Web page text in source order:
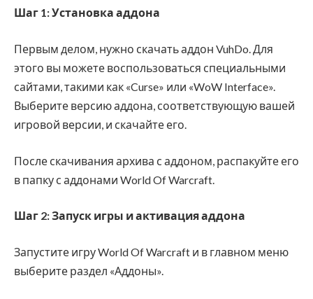
Шаг 1: Установка аддона
Первым делом, нужно скачать аддон VuhDo. Для
этого вы можете воспользоваться специальными
сайтами, такими как «Curse» или «WoW Interface».
Выберите версию аддона, соответствующую вашей
игровой версии, и скачайте его.
После скачивания архива с аддоном, распакуйте его
в папку с аддонами World Of Warcraft.
Шаг 2: Запуск игры и активация аддона
Запустите игру World Of Warcraft и в главном меню
выберите раздел «Аддоны».